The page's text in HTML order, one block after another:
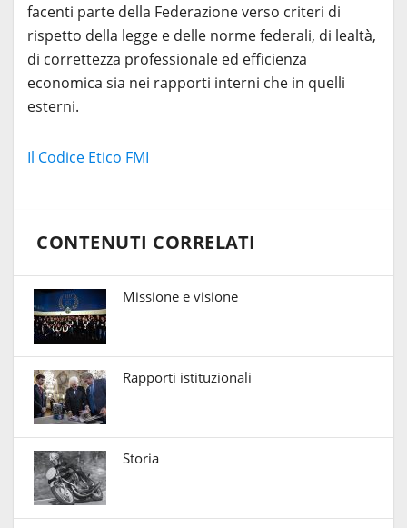
facenti parte della Federazione verso criteri di
rispetto della legge e delle norme federali, di lealtà,
di correttezza professionale ed efficienza
economica sia nei rapporti interni che in quelli
esterni.
Il Codice Etico FMI
CONTENUTI CORRELATI
Missione e visione
Rapporti istituzionali
Storia